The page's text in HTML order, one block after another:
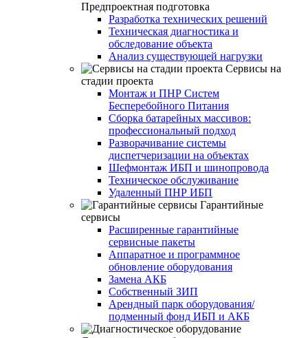
Предпроектная подготовка
Разработка технических решений
Техническая диагностика и
обследование объекта
Анализ существующей нагрузки
Сервисы на
стадии проекта
Монтаж и ПНР Систем
Бесперебойного Питания
Сборка батарейных массивов:
профессиональный подход
Разворачивание системы
диспетчеризации на объектах
Шефмонтаж ИБП и шинопровода
Техническое обслуживание
Удаленный ПНР ИБП
Гарантийные
сервисы
Расширенные гарантийные
сервисные пакеты
Аппаратное и программное
обновление оборудования
Замена АКБ
Собственный ЗИП
Арендный парк оборудования/
подменный фонд ИБП и АКБ